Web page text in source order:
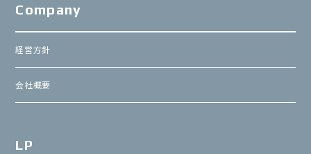
Company
経営方針
会社概要
LP